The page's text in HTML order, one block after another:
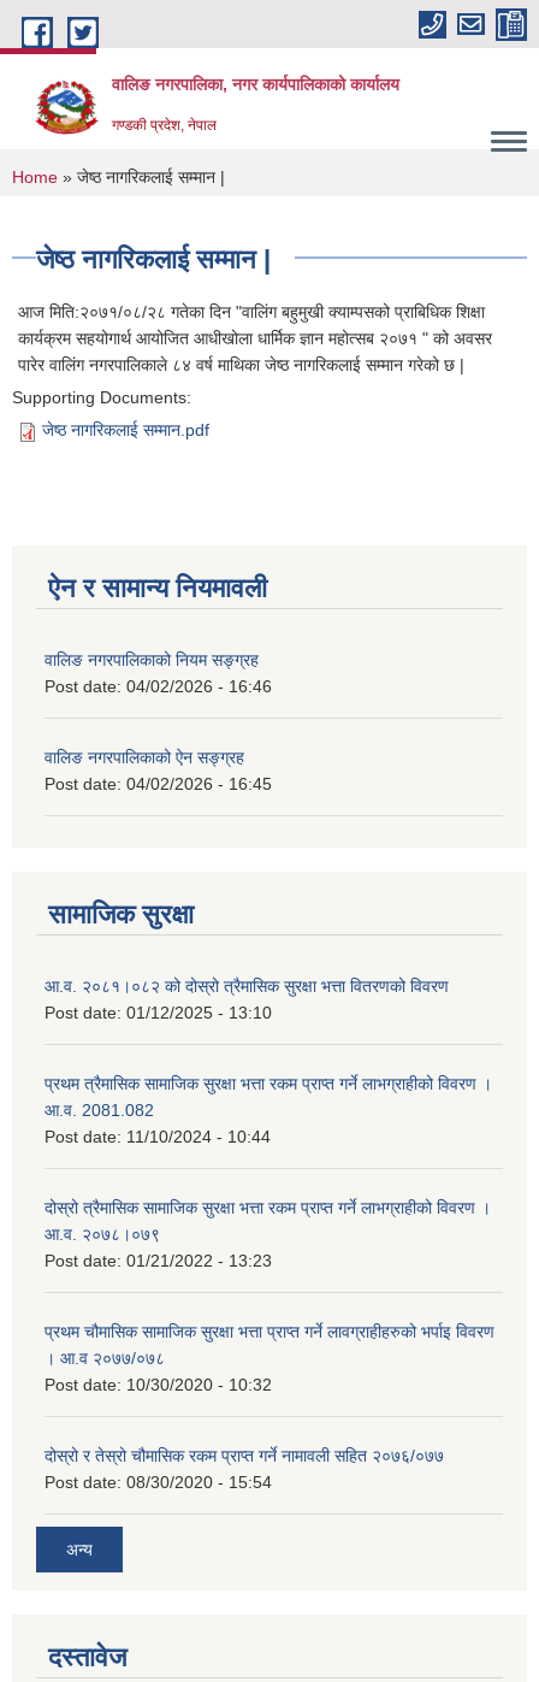
Skip to main content
वालिङ नगरपालिका, नगर कार्यपालिकाको कार्यालय
गण्डकी प्रदेश, नेपाल
You are here
Home » जेष्ठ नागरिकलाई सम्मान |
जेष्ठ नागरिकलाई सम्मान |
आज मिति:२०७१/०८/२८ गतेका दिन "वालिंग बहुमुखी क्याम्पसको प्राबिधिक शिक्षा
कार्यक्रम सहयोगार्थ आयोजित आधीखोला धार्मिक ज्ञान महोत्सब २०७१ " को अवसर
पारेर वालिंग नगरपालिकाले ८४ वर्ष माथिका जेष्ठ नागरिकलाई सम्मान गरेको छ |
Supporting Documents:
जेष्ठ नागरिकलाई सम्मान.pdf
ऐन र सामान्य नियमावली
वालिङ नगरपालिकाको नियम सङ्ग्रह
Post date: 04/02/2026 - 16:46
वालिङ नगरपालिकाको ऐन सङ्ग्रह
Post date: 04/02/2026 - 16:45
सामाजिक सुरक्षा
आ.व. २०८१।०८२ को दोस्रो त्रैमासिक सुरक्षा भत्ता वितरणको विवरण
Post date: 01/12/2025 - 13:10
प्रथम त्रैमासिक सामाजिक सुरक्षा भत्ता रकम प्राप्त गर्ने लाभग्राहीको विवरण ।
आ.व. 2081.082
Post date: 11/10/2024 - 10:44
दोस्रो त्रैमासिक सामाजिक सुरक्षा भत्ता रकम प्राप्त गर्ने लाभग्राहीको विवरण ।
आ.व. २०७८।०७९
Post date: 01/21/2022 - 13:23
प्रथम चौमासिक सामाजिक सुरक्षा भत्ता प्राप्त गर्ने लावग्राहीहरुको भर्पाइ विवरण
। आ.व २०७७/०७८
Post date: 10/30/2020 - 10:32
दोस्रो र तेस्रो चौमासिक रकम प्राप्त गर्ने नामावली सहित २०७६/०७७
Post date: 08/30/2020 - 15:54
अन्य
दस्तावेज